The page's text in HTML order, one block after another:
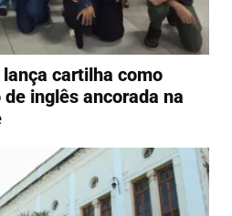
cartilha como
inglês ancorada na